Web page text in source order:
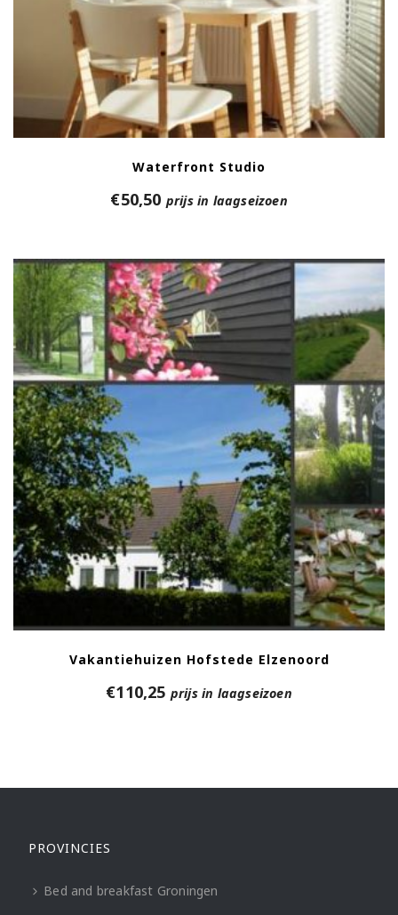
Waterfront Studio
€50,50 prijs in laagseizoen
Vakantiehuizen Hofstede Elzenoord
€110,25 prijs in laagseizoen
PROVINCIES
Bed and breakfast Groningen